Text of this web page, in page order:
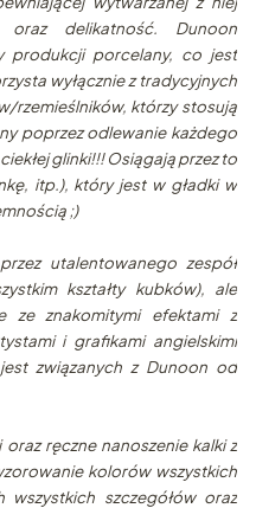
oraz delikatność. Dunoon
produkcji porcelany, co jest
wyłącznie z tradycyjnych
rzemieślników, którzy stosują
poprzez odlewanie każdego
glinki!!! Osiągają przez to
itp.), który jest w gładki w
;)
utalentowanego zespół
kształty kubków), ale
ze znakomitymi efektami z
i grafikami angielskimi
związanych z Dunoon od
ręczne nanoszenie kalki z
kolorów wszystkich
szczegółów oraz